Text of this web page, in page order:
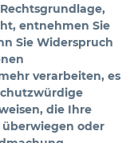
entnehmen Sie
Sie Widerspruch
verarbeiten, es
die Ihre
überwiegen oder